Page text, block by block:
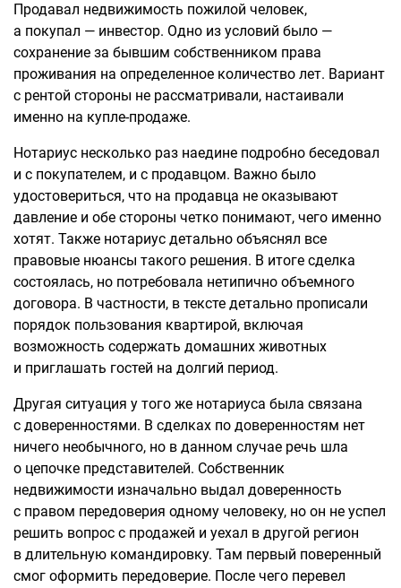
Продавал недвижимость пожилой человек,
а покупал — инвестор. Одно из условий было —
сохранение за бывшим собственником права
проживания на определенное количество лет. Вариант
с рентой стороны не рассматривали, настаивали
именно на купле-продаже.
Нотариус несколько раз наедине подробно беседовал
и с покупателем, и с продавцом. Важно было
удостовериться, что на продавца не оказывают
давление и обе стороны четко понимают, чего именно
хотят. Также нотариус детально объяснял все
правовые нюансы такого решения. В итоге сделка
состоялась, но потребовала нетипично объемного
договора. В частности, в тексте детально прописали
порядок пользования квартирой, включая
возможность содержать домашних животных
и приглашать гостей на долгий период.
Другая ситуация у того же нотариуса была связана
с доверенностями. В сделках по доверенностям нет
ничего необычного, но в данном случае речь шла
о цепочке представителей. Собственник
недвижимости изначально выдал доверенность
с правом передоверия одному человеку, но он не успел
решить вопрос с продажей и уехал в другой регион
в длительную командировку. Там первый поверенный
смог оформить передоверие. После чего перевел